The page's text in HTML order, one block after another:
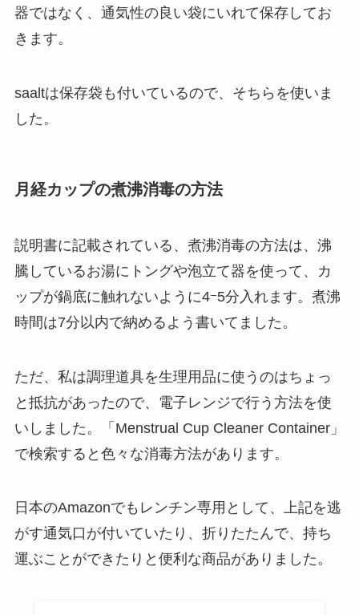
器ではなく、通気性の良い袋にいれて保存してお
きます。
saaltは保存袋も付いているので、そちらを使いま
した。
月経カップの煮沸消毒の方法
説明書に記載されている、煮沸消毒の方法は、沸
騰しているお湯にトングや泡立て器を使って、カ
ップが鍋底に触れないように4ｰ5分入れます。煮沸
時間は7分以内で納めるよう書いてました。
ただ、私は調理道具を生理用品に使うのはちょっ
と抵抗があったので、電子レンジで行う方法を使
いしました。「Menstrual Cup Cleaner Container」
で検索すると色々な消毒方法があります。
日本のAmazonでもレンチン専用として、上記を逃
がす通気口が付いていたり、折りたたんで、持ち
運ぶことができたりと便利な商品がありました。